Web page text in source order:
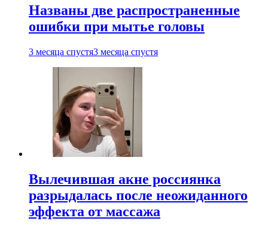
Названы две распространенные
ошибки при мытье головы
3 месяца спустя3 месяца спустя
Вылечившая акне россиянка
разрыдалась после неожиданного
эффекта от массажа